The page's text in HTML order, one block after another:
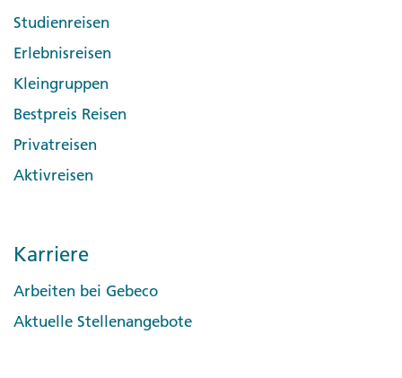
Studienreisen
Erlebnisreisen
Kleingruppen
Bestpreis Reisen
Privatreisen
Aktivreisen
Karriere
Arbeiten bei Gebeco
Aktuelle Stellenangebote